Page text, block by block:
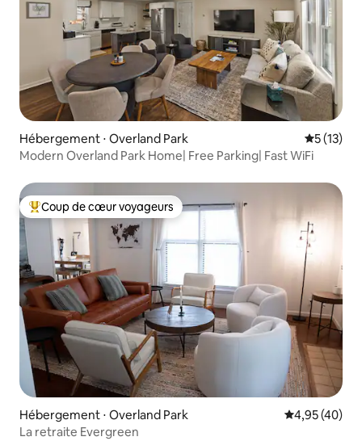
Hébergement ⋅ Overland Park
5 (13)
Modern Overland Park Home| Free Parking| Fast WiFi
Coups de cœur voyageurs les plus appréciés
Coup de cœur voyageurs
Hébergement ⋅ Overland Park Évaluation
4,95 (40)
La retraite Evergreen